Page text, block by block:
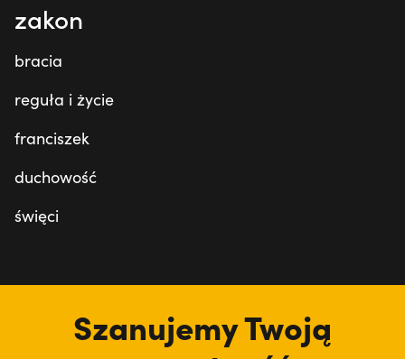
zakon
bracia
reguła i życie
franciszek
duchowość
święci
Szanujemy Twoją